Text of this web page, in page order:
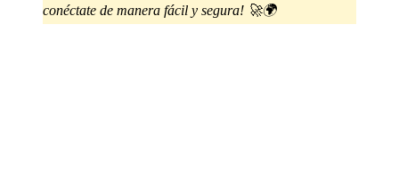
conéctate de manera fácil y segura! 🚀🌍